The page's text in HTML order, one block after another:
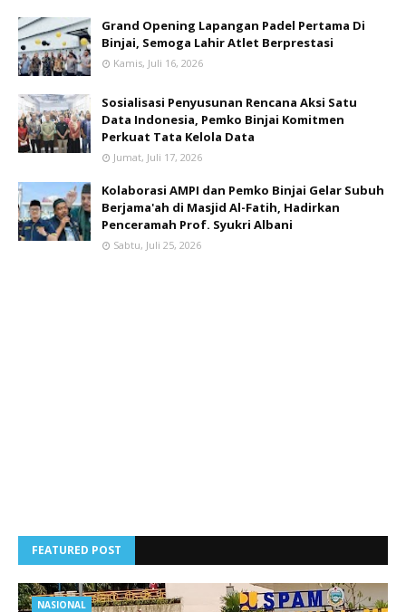
Grand Opening Lapangan Padel Pertama Di
Binjai, Semoga Lahir Atlet Berprestasi
Kamis, Juli 16, 2026
Sosialisasi Penyusunan Rencana Aksi Satu
Data Indonesia, Pemko Binjai Komitmen
Perkuat Tata Kelola Data
Jumat, Juli 17, 2026
Kolaborasi AMPI dan Pemko Binjai Gelar Subuh
Berjama'ah di Masjid Al-Fatih, Hadirkan
Penceramah Prof. Syukri Albani
Sabtu, Juli 25, 2026
FEATURED POST
NASIONAL